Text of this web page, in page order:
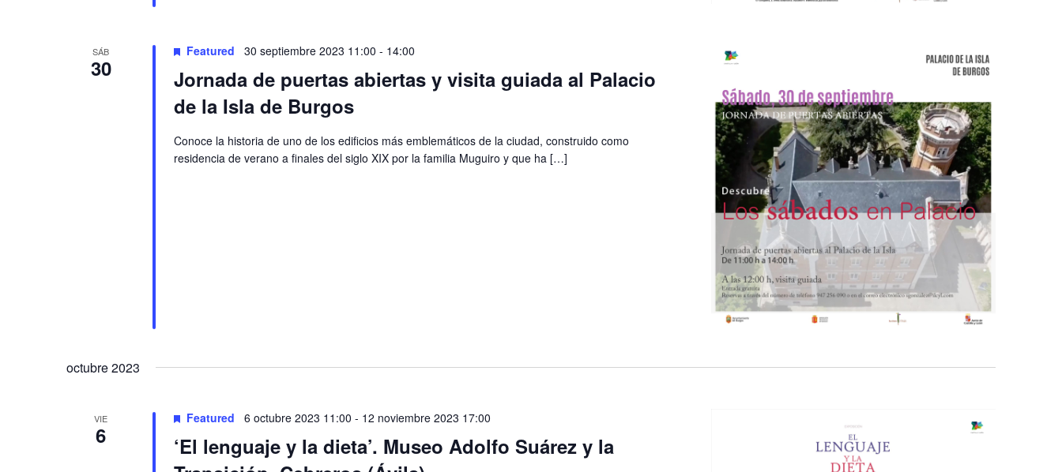
SÁB
30
Featured 30 septiembre 2023 11:00 - 14:00
Jornada de puertas abiertas y visita guiada al Palacio
de la Isla de Burgos
Conoce la historia de uno de los edificios más emblemáticos de la ciudad, construido como
residencia de verano a finales del siglo XIX por la familia Muguiro y que ha […]
octubre 2023
VIE
6
Featured 6 octubre 2023 11:00 - 12 noviembre 2023 17:00
‘El lenguaje y la dieta’. Museo Adolfo Suárez y la